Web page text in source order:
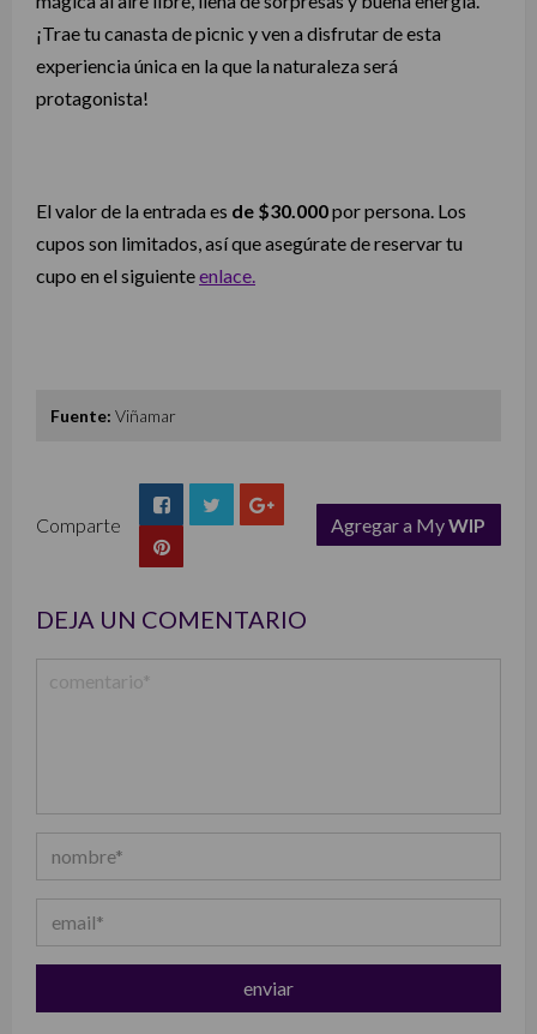
¡Trae tu canasta de picnic y ven a disfrutar de esta
experiencia única en la que la naturaleza será
protagonista!
El valor de la entrada es de $30.000por persona. Los
cupos son limitados, así que asegúrate de reservar tu
cupo en el siguienteenlace.
Fuente: Viñamar
Comparte Agregar a MyWIP
DEJA UN COMENTARIO